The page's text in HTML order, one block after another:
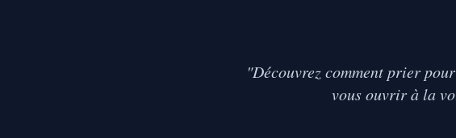
"Découvrez comment prier
vous ouvrir à la